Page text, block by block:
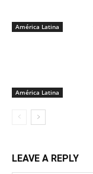
América Latina
América Latina
LEAVE A REPLY